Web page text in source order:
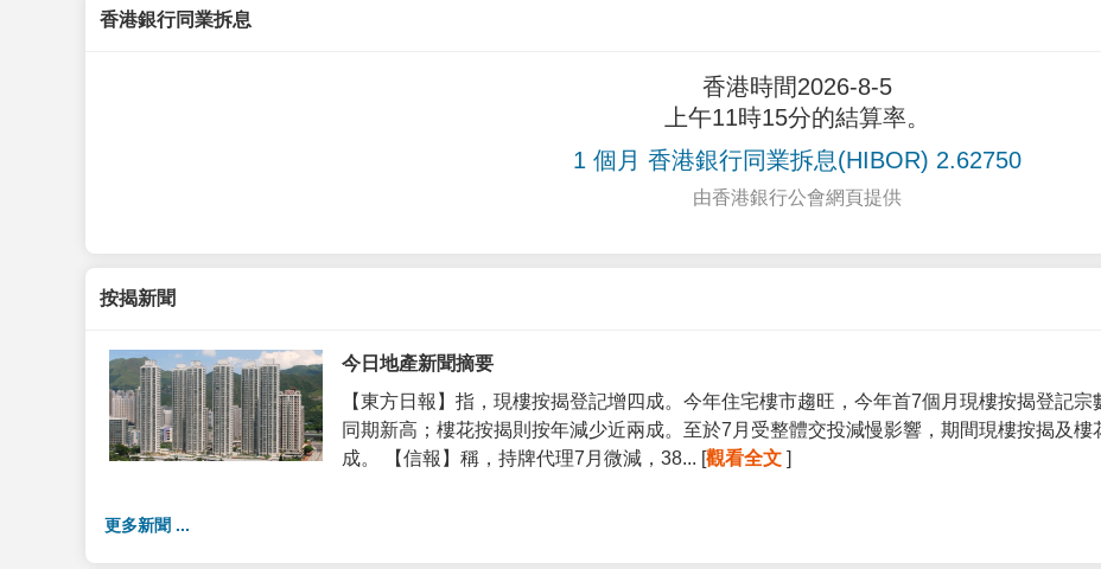
香港銀行同業拆息
香港時間2026-8-5
上午11時15分的結算率。
1 個月 香港銀行同業拆息(HIBOR) 2.62750
由香港銀行公會網頁提供
按揭新聞
今日地產新聞摘要
【東方日報】指，現樓按揭登記增四成。今年住宅樓市趨旺，今年首7個月現樓按揭登記
同期新高；樓花按揭則按年減少近兩成。至於7月受整體交投減慢影響，期間現樓按揭及
成。 【信報】稱，持牌代理7月微減，38... [觀看全文 ]
更多新聞 ...